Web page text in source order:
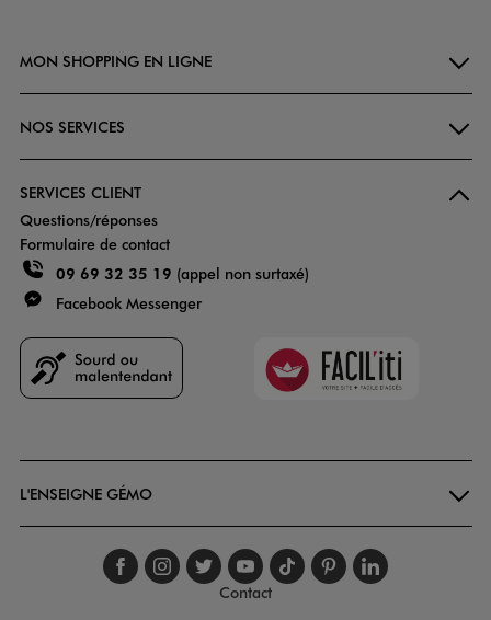
MON SHOPPING EN LIGNE
NOS SERVICES
SERVICES CLIENT
Questions/réponses
Formulaire de contact
09 69 32 35 19 (appel non surtaxé)
Facebook Messenger
Faciliti
L'ENSEIGNE GÉMO
Suivez-nous sur
Suivez-nous sur
Suivez-nous sur
Suivez-nous
Suivez-nous
Suivez-
Contact